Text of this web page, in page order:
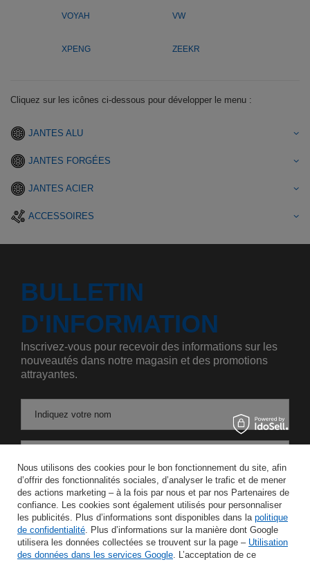
VOYAH VW
XPENG ZEEKR
Cliquez sur les icônes ci-dessous pour développer le menu :
JANTES ALU
JANTES FORGÉES
JANTES ACIER
ACCESSOIRES
BULLETIN
D'INFORMATION
Inscrivez-vous pour recevoir des informations sur les
nouveautés dans notre magasin et des promotions
attrayantes.
Indiquez votre nom
J'accepte le traitement de mes données personnelles aux fins et dans le cadre du service Newsletter dans la rubrique
ÉCONOMISER
Nous utilisons des cookies pour le bon fonctionnement du site, afin
d’offrir des fonctionnalités sociales, d’analyser le trafic et de mener
des actions marketing – à la fois par nous et par nos Partenaires de
confiance. Les cookies sont également utilisés pour personnaliser
les publicités. Plus d’informations sont disponibles dans la politique
de confidentialité. Plus d’informations sur la manière dont Google
utilisera les données collectées se trouvent sur la page – Utilisation
des données dans les services Google. L’acceptation de ce